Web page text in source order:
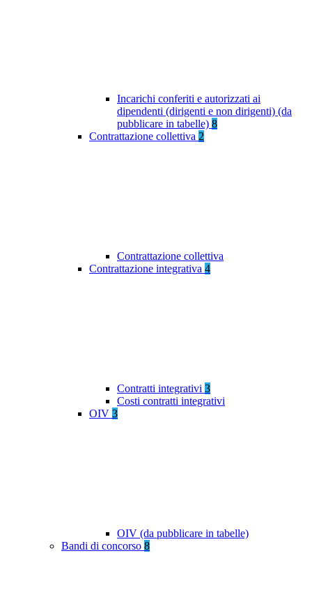
Incarichi conferiti e autorizzati ai
dipendenti (dirigenti e non dirigenti) (da
pubblicare in tabelle) 8
Contrattazione collettiva 2
Contrattazione collettiva
Contrattazione integrativa 4
Contratti integrativi 3
Costi contratti integrativi
OIV 3
OIV (da pubblicare in tabelle)
Bandi di concorso 8